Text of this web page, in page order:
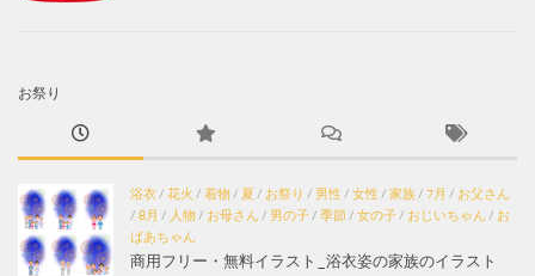
お祭り
浴衣/ 花火 / 着物/ 夏 / お祭り / 男性 / 女性 / 家族/ 7月 / お父さん
/ 8月 / 人物/ お母さん / 男の子/ 季節/ 女の子/ おじいちゃん / お
ばあちゃん
商用フリー・無料イラスト_浴衣姿の家族のイラスト